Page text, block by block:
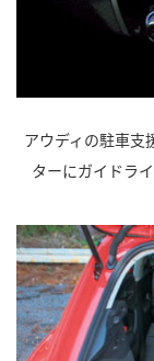
アウディの駐車支
ターにガイドラ